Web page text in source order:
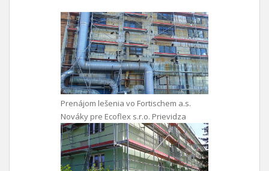
Prenájom lešenia vo Fortischem a.s.
Nováky pre Ecoflex s.r.o. Prievidza